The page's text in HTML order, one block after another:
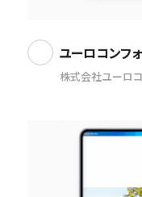
ユーロコンフ
株式会社ユーロコ